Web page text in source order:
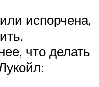
испорчена,
что делать